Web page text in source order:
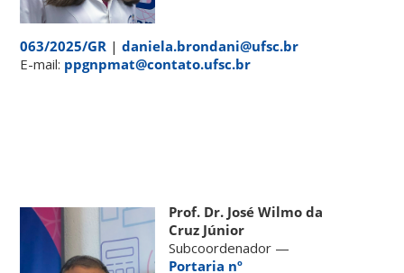
063/2025/GR |daniela.brondani@ufsc.br
E-mail: ppgnpmat@contato.ufsc.br
Prof. Dr. José Wilmo da
Cruz Júnior
Subcoordenador —
Portaria nº